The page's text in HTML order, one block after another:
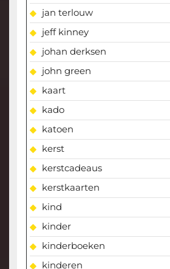
jan terlouw
jeff kinney
johan derksen
john green
kaart
kado
katoen
kerst
kerstcadeaus
kerstkaarten
kind
kinder
kinderboeken
kinderen